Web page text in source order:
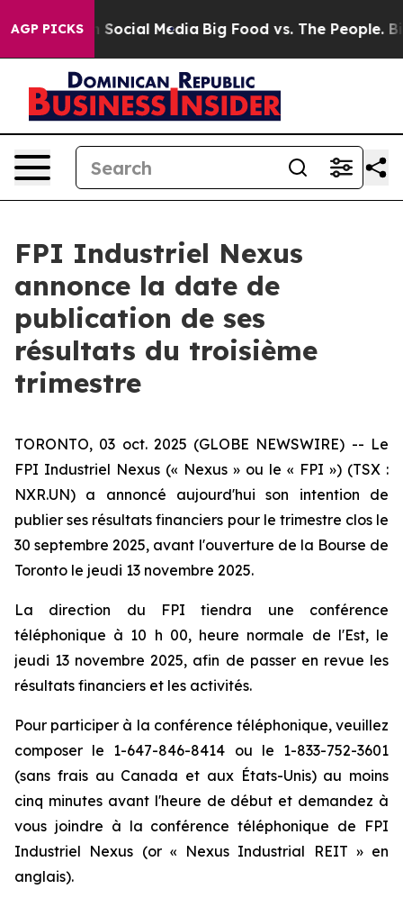
AGP PICKSon Social Media Big Food vs. The People. Big
FPI Industriel Nexus
annonce la date de
publication de ses
résultats du troisième
trimestre
TORONTO, 03 oct. 2025 (GLOBE NEWSWIRE) -- Le
FPI Industriel Nexus (« Nexus » ou le « FPI ») (TSX :
NXR.UN) a annoncé aujourd'hui son intention de
publier ses résultats financiers pour le trimestre clos le
30 septembre 2025, avant l'ouverture de la Bourse de
Toronto le jeudi 13 novembre 2025.
La direction du FPI tiendra une conférence
téléphonique à 10 h 00, heure normale de l'Est, le
jeudi 13 novembre 2025, afin de passer en revue les
résultats financiers et les activités.
Pour participer à la conférence téléphonique, veuillez
composer le 1-647-846-8414 ou le 1-833-752-3601
(sans frais au Canada et aux États-Unis) au moins
cinq minutes avant l'heure de début et demandez à
vous joindre à la conférence téléphonique de FPI
Industriel Nexus (or « Nexus Industrial REIT » en
anglais).